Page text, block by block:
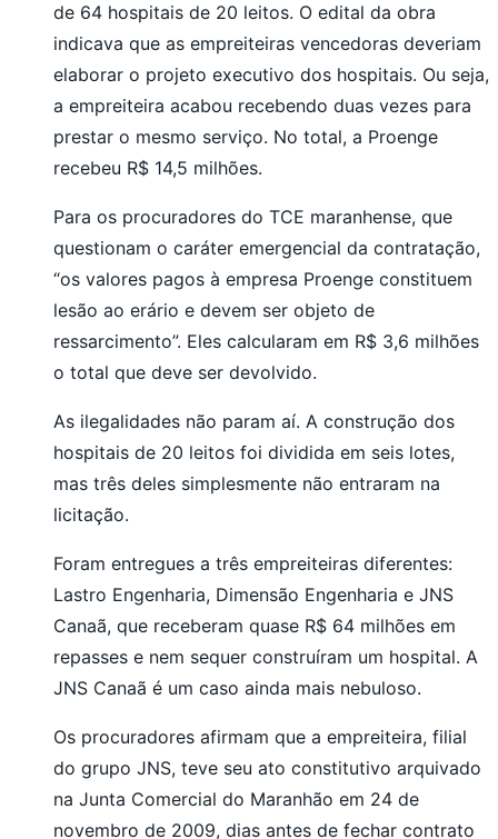
de 64 hospitais de 20 leitos. O edital da obra
indicava que as empreiteiras vencedoras deveriam
elaborar o projeto executivo dos hospitais. Ou seja,
a empreiteira acabou recebendo duas vezes para
prestar o mesmo serviço. No total, a Proenge
recebeu R$ 14,5 milhões.
Para os procuradores do TCE maranhense, que
questionam o caráter emergencial da contratação,
“os valores pagos à empresa Proenge constituem
lesão ao erário e devem ser objeto de
ressarcimento”. Eles calcularam em R$ 3,6 milhões
o total que deve ser devolvido.
As ilegalidades não param aí. A construção dos
hospitais de 20 leitos foi dividida em seis lotes,
mas três deles simplesmente não entraram na
licitação.
Foram entregues a três empreiteiras diferentes:
Lastro Engenharia, Dimensão Engenharia e JNS
Canaã, que receberam quase R$ 64 milhões em
repasses e nem sequer construíram um hospital. A
JNS Canaã é um caso ainda mais nebuloso.
Os procuradores afirmam que a empreiteira, filial
do grupo JNS, teve seu ato constitutivo arquivado
na Junta Comercial do Maranhão em 24 de
novembro de 2009, dias antes de fechar contrato